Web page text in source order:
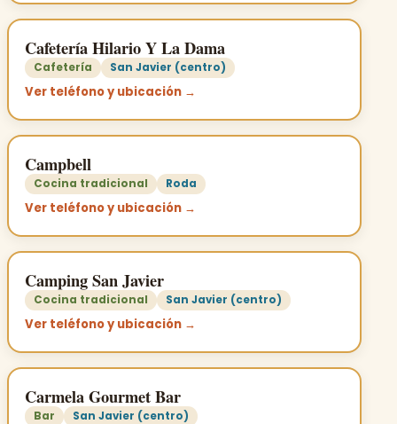
Cafetería Hilario Y La Dama
Cafetería San Javier (centro)
Ver teléfono y ubicación →
Campbell
Cocina tradicional Roda
Ver teléfono y ubicación →
Camping San Javier
Cocina tradicional San Javier (centro)
Ver teléfono y ubicación →
Carmela Gourmet Bar
Bar San Javier (centro)